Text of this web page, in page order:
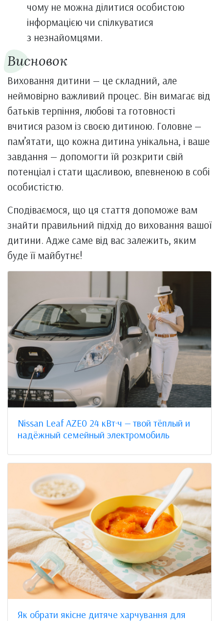
чому не можна ділитися особистою
інформацією чи спілкуватися
з незнайомцями.
Висновок
Виховання дитини — це складний, але
неймовірно важливий процес. Він вимагає від
батьків терпіння, любові та готовності
вчитися разом із своєю дитиною. Головне —
пам’ятати, що кожна дитина унікальна, і ваше
завдання — допомогти їй розкрити свій
потенціал і стати щасливою, впевненою в собі
особистістю.
Сподіваємося, що ця стаття допоможе вам
знайти правильний підхід до виховання вашої
дитини. Адже саме від вас залежить, яким
буде її майбутнє!
Nissan Leaf AZE0 24 кВт·ч — твой тёплый и
надёжный семейный электромобиль
Як обрати якісне дитяче харчування для